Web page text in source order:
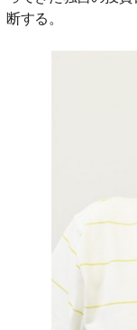
断する。